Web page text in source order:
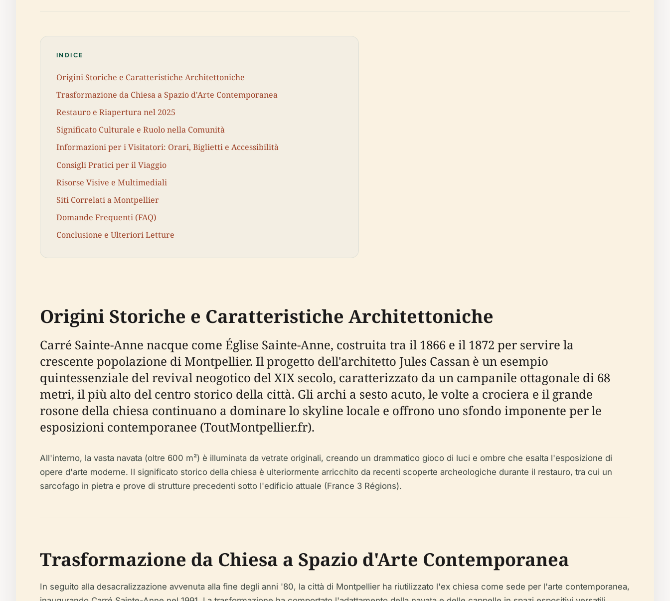
INDICE
Origini Storiche e Caratteristiche Architettoniche
Trasformazione da Chiesa a Spazio d'Arte Contemporanea
Restauro e Riapertura nel 2025
Significato Culturale e Ruolo nella Comunità
Informazioni per i Visitatori: Orari, Biglietti e Accessibilità
Consigli Pratici per il Viaggio
Risorse Visive e Multimediali
Siti Correlati a Montpellier
Domande Frequenti (FAQ)
Conclusione e Ulteriori Letture
Origini Storiche e Caratteristiche Architettoniche
Carré Sainte-Anne nacque come Église Sainte-Anne, costruita tra il 1866 e il 1872 per servire la
crescente popolazione di Montpellier. Il progetto dell'architetto Jules Cassan è un esempio
quintessenziale del revival neogotico del XIX secolo, caratterizzato da un campanile ottagonale di 68
metri, il più alto del centro storico della città. Gli archi a sesto acuto, le volte a crociera e il grande
rosone della chiesa continuano a dominare lo skyline locale e offrono uno sfondo imponente per le
esposizioni contemporanee (ToutMontpellier.fr).
All'interno, la vasta navata (oltre 600 m²) è illuminata da vetrate originali, creando un drammatico gioco di luci e ombre che esalta l'esposizione di
opere d'arte moderne. Il significato storico della chiesa è ulteriormente arricchito da recenti scoperte archeologiche durante il restauro, tra cui un
sarcofago in pietra e prove di strutture precedenti sotto l'edificio attuale (France 3 Régions).
Trasformazione da Chiesa a Spazio d'Arte Contemporanea
In seguito alla desacralizzazione avvenuta alla fine degli anni '80, la città di Montpellier ha riutilizzato l'ex chiesa come sede per l'arte contemporanea,